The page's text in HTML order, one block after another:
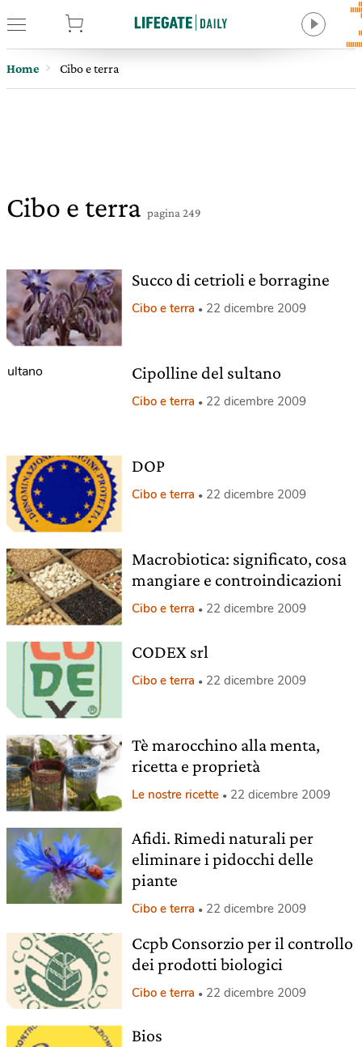
Home Cibo e terra
Cibo e terra pagina 249
Succo di cetrioli e borragine
Cibo e terra 22 dicembre 2009
Cipolline del sultano
Cibo e terra 22 dicembre 2009
DOP
Cibo e terra 22 dicembre 2009
Macrobiotica: significato, cosa
mangiare e controindicazioni
Cibo e terra 22 dicembre 2009
CODEX srl
Cibo e terra 22 dicembre 2009
Tè marocchino alla menta,
ricetta e proprietà
Le nostre ricette 22 dicembre 2009
Afidi. Rimedi naturali per
eliminare i pidocchi delle
piante
Cibo e terra 22 dicembre 2009
Ccpb Consorzio per il controllo
dei prodotti biologici
Cibo e terra 22 dicembre 2009
Bios